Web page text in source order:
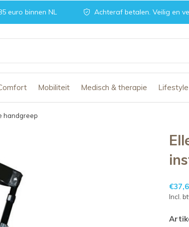
Mobiliteit Medisch & therapie Lifestyle
euro binnen NL Achteraf betalen. Veilig en
handgreep
Incl.